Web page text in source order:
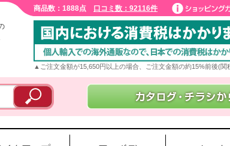
商品数：1888点 口コミ数：92116件
▲ご注文金額が15,650円以上の場合、ご注文金額の約15%前後(関